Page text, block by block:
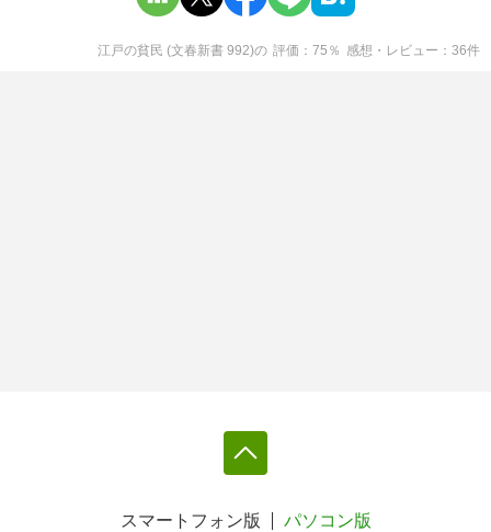
江戸の貧民 (文春新書 992)の 評価 75 ％ 感想・レビュー 36件
スマートフォン版 パソコン版